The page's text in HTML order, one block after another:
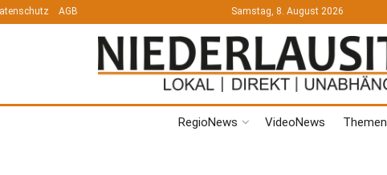
AGB Samstag, 8. August 2026
RegioNews VideoNews Themen